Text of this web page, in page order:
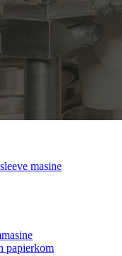
masine
papierkom